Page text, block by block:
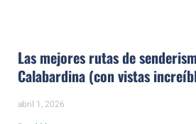
Las mejores rutas de
Calabardina (con vistas
abril 1, 2026